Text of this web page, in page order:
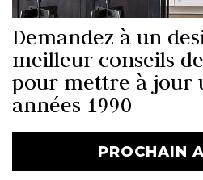
Demandez à un
meilleur conseils
pour mettre à jour
années 1990
PROCHAIN